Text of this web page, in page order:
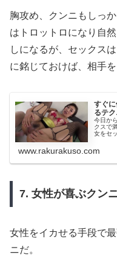
胸攻め、クンニもしっ
はトロットロになり自
しになるが、セックス
に銘じておけば、相手
すぐ
るテ
今日か
クスで
女をセ
www.rakurakuso.com
7. 女性が喜ぶクン
女性をイカせる手段で
ニだ。